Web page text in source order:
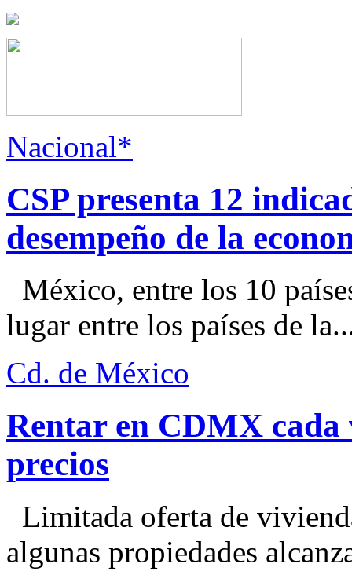
Nacional*
CSP presenta 12
desempeño de la
México, entre los 10
lugar entre los países de
Cd. de México
Rentar en CDMX cada
precios
Limitada oferta de
algunas propiedades